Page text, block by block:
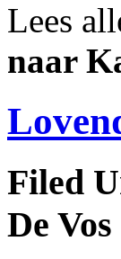
Lees
naar
Filed
De